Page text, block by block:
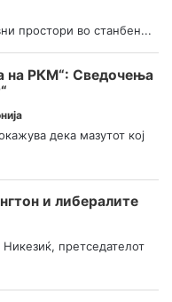
простори во станбен...
на РКМ“: Сведочења
дека мазутот кој
и либералите
претседателот